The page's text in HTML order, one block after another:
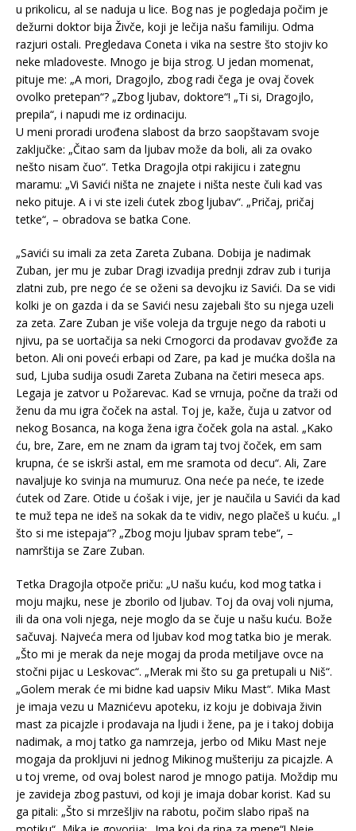
u prikolicu, al se naduja u lice. Bog nas je pogledaja počim je
dežurni doktor bija Živče, koji je lečija našu familiju. Odma
razjuri ostali. Pregledava Coneta i vika na sestre što stojiv ko
neke mladoveste. Mnogo je bija strog. U jedan momenat,
pituje me: „A mori, Dragojlo, zbog radi čega je ovaj čovek
ovolko pretepan“? „Zbog ljubav, doktore“! „Ti si, Dragojlo,
prepila“, i napudi me iz ordinaciju.
U meni proradi urođena slabost da brzo saopštavam svoje
zaključke: „Čitao sam da ljubav može da boli, ali za ovako
nešto nisam čuo“. Tetka Dragojla otpi rakijicu i zategnu
maramu: „Vi Savići ništa ne znajete i ništa neste čuli kad vas
neko pituje. A i vi ste izeli ćutek zbog ljubav“. „Pričaj, pričaj
tetke“, – obradova se batka Cone.
„Savići su imali za zeta Zareta Zubana. Dobija je nadimak
Zuban, jer mu je zubar Dragi izvadija prednji zdrav zub i turija
zlatni zub, pre nego će se oženi sa devojku iz Savići. Da se vidi
kolki je on gazda i da se Savići nesu zajebali što su njega uzeli
za zeta. Zare Zuban je više voleja da trguje nego da raboti u
njivu, pa se uortačija sa neki Crnogorci da prodavav gvožđe za
beton. Ali oni poveći erbapi od Zare, pa kad je mućka došla na
sud, Ljuba sudija osudi Zareta Zubana na četiri meseca aps.
Legaja je zatvor u Požarevac. Kad se vrnuja, počne da traži od
ženu da mu igra čoček na astal. Toj je, kaže, čuja u zatvor od
nekog Bosanca, na koga žena igra čoček gola na astal. „Kako
ću, bre, Zare, em ne znam da igram taj tvoj čoček, em sam
krupna, će se iskrši astal, em me sramota od decu“. Ali, Zare
navaljuje ko svinja na mumuruz. Ona neće pa neće, te izede
ćutek od Zare. Otide u ćošak i vije, jer je naučila u Savići da kad
te muž tepa ne ideš na sokak da te vidiv, nego plačeš u kuću. „I
što si me istepaja“? „Zbog moju ljubav spram tebe“, –
namrštija se Zare Zuban.
Tetka Dragojla otpoče priču: „U našu kuću, kod mog tatka i
moju majku, nese je zborilo od ljubav. Toj da ovaj voli njuma,
ili da ona voli njega, neje moglo da se čuje u našu kuću. Bože
sačuvaj. Najveća mera od ljubav kod mog tatka bio je merak.
„Što mi je merak da neje mogaj da proda metiljave ovce na
stočni pijac u Leskovac“. „Merak mi što su ga pretupali u Niš“.
„Golem merak će mi bidne kad uapsiv Miku Mast“. Mika Mast
je imaja vezu u Maznićevu apoteku, iz koju je dobivaja živin
mast za picajzle i prodavaja na ljudi i žene, pa je i takoj dobija
nadimak, a moj tatko ga namrzeja, jerbo od Miku Mast neje
mogaja da prokljuvi ni jednog Mikinog mušteriju za picajzle. A
u toj vreme, od ovaj bolest narod je mnogo patija. Moždip mu
je zavideja zbog pastuvi, od koji je imaja dobar korist. Kad su
ga pitali: „Što si mrzešljiv na rabotu, počim slabo ripaš na